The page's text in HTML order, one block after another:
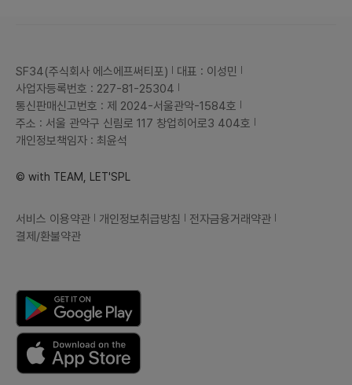
SF34(주식회사 에스에프써티포)
대표 : 이성민
사업자등록번호 : 227-81-25304
통신판매신고번호 : 제 2024-서울관악-1584호
주소 : 서울 관악구 신림로 117 창업히어로3 404호
개인정보책임자 : 최윤석
© with TEAM, LET'SPL
서비스 이용약관 개인정보취급방침
전자금융거래약관
결제/환불약관